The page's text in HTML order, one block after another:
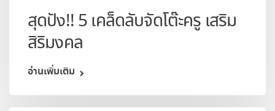
สุดปัง!! 5 เคล็ดลับจัดโต๊ะครู เสริม
สิริมงคล
อ่านเพิ่มเติม